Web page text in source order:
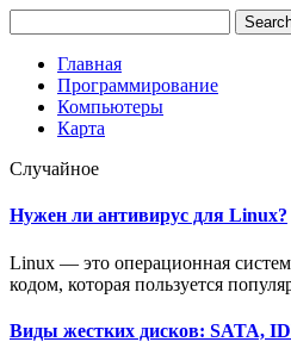
Главная
Программирование
Компьютеры
Карта
Случайное
Нужен ли антивирус для Linux?
Linux — это операционная
кодом, которая пользуется
Виды жестких дисков: SATA,